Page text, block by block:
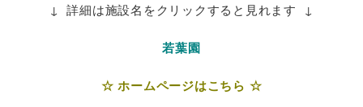
↓ 詳細は施設名をクリックすると見れます ↓
若葉園
☆ ホームページはこちら ☆